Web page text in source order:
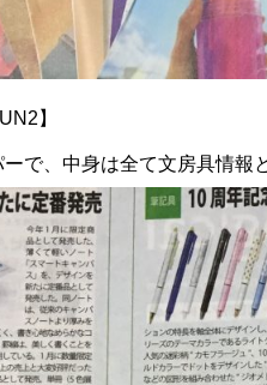
】
で、中身は全て文房具情報